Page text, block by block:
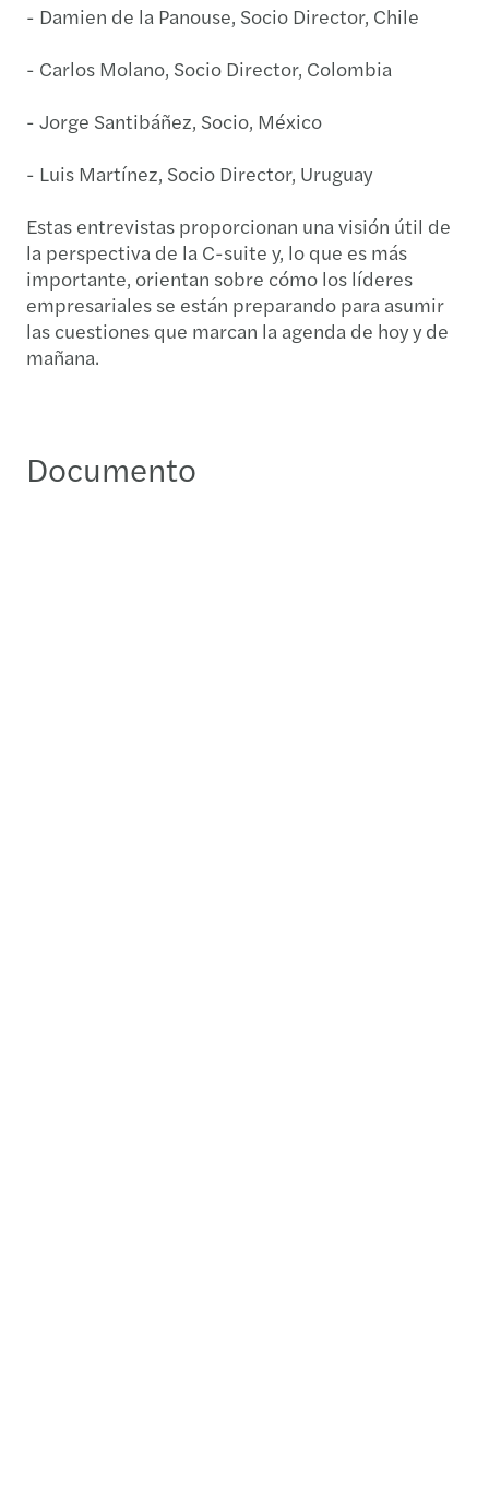
- Damien de la Panouse, Socio Director, Chile
- Carlos Molano, Socio Director, Colombia
- Jorge Santibáñez, Socio, México
- Luis Martínez, Socio Director, Uruguay
Estas entrevistas proporcionan una visión útil de
la perspectiva de la C-suite y, lo que es más
importante, orientan sobre cómo los líderes
empresariales se están preparando para asumir
las cuestiones que marcan la agenda de hoy y de
mañana.
Documento